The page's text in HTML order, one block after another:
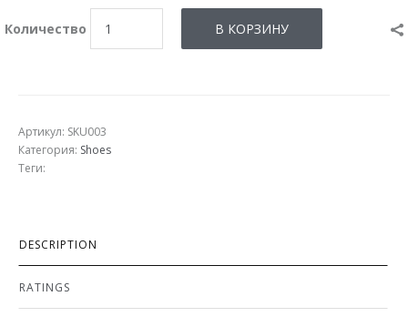
Количество
Артикул: SKU003
Категория: Shoes
Теги:
DESCRIPTION
RATINGS